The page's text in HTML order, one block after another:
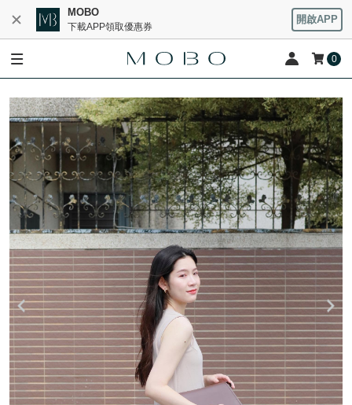
MOBO
下載APP領取優惠券
開啟APP
0